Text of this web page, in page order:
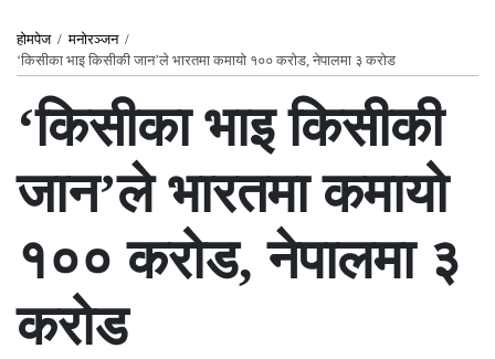
होमपेज/मनोरञ्जन/
‘किसीका भाइ किसीकी जान’ले भारतमा कमायो १०० करोड, नेपालमा ३ करोड
‘किसीका भाइ किसीकी
जान’ले भारतमा कमायो
१०० करोड, नेपालमा ३
करोड